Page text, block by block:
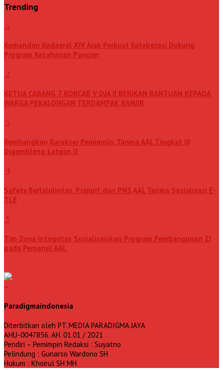
Trending
1
Komandan Kodaeral XIV Ajak Perkuat Kolaborasi Dukung
Program Ketahanan Pangan
2
KETUA CABANG 7 KORCAB V DJA II BERIKAN BANTUAN KEPADA
WARGA PEKALONGAN TERDAMPAK BANJIR
3
Kembangkan Karakter Pemimpin, Taruna AAL Tingkat III
Digembleng Latpim ll
4
Safety Berlalulintas, Prajurit dan PNS AAL Terima Sosialisasi E-
TLE
5
Tim Zona Integritas Sosialisasikan Program Pembangunan ZI
pada Personel AAL
Paradigmaindonesia
Diterbitkan oleh PT. MEDIA PARADIGMA JAYA
AHU-0047856. AH. 01.01 / 2021
Pendiri – Pemimpin Redaksi : Suyatno
Pelindung : Gunarso Wardono SH
Hukum : Khoirul SH MH